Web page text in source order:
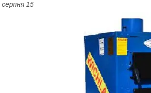
серпня 15